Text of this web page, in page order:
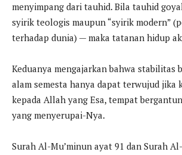
menyimpang dari tauhid. Bila tauhid
syirik teologis maupun “syirik modern”
terhadap dunia) — maka tatanan hidup
Keduanya mengajarkan bahwa stabilitas
alam semesta hanya dapat terwujud jika
kepada Allah yang Esa, tempat
yang menyerupai-Nya.
Surah Al-Mu’minun ayat 91 dan Surah